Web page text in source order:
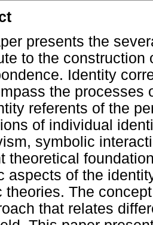
presents the
to the construction
Identity
the processes
referents of the
of individual
symbolic
theoretical
aspects of the
theories. The
that relates